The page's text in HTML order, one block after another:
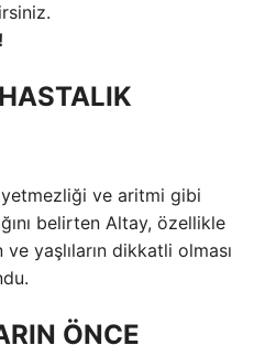
yetmezliği ve aritmi gibi
belirten Altay, özellikle
yaşlıların dikkatli olması
ÖNCE